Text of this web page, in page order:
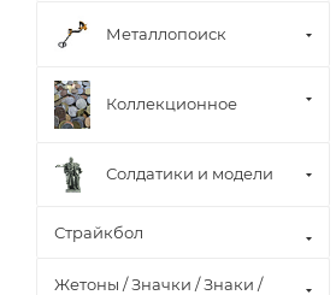
Металлопоиск
Коллекционное
Солдатики и модели
Страйкбол
Жетоны / Значки / Знаки /